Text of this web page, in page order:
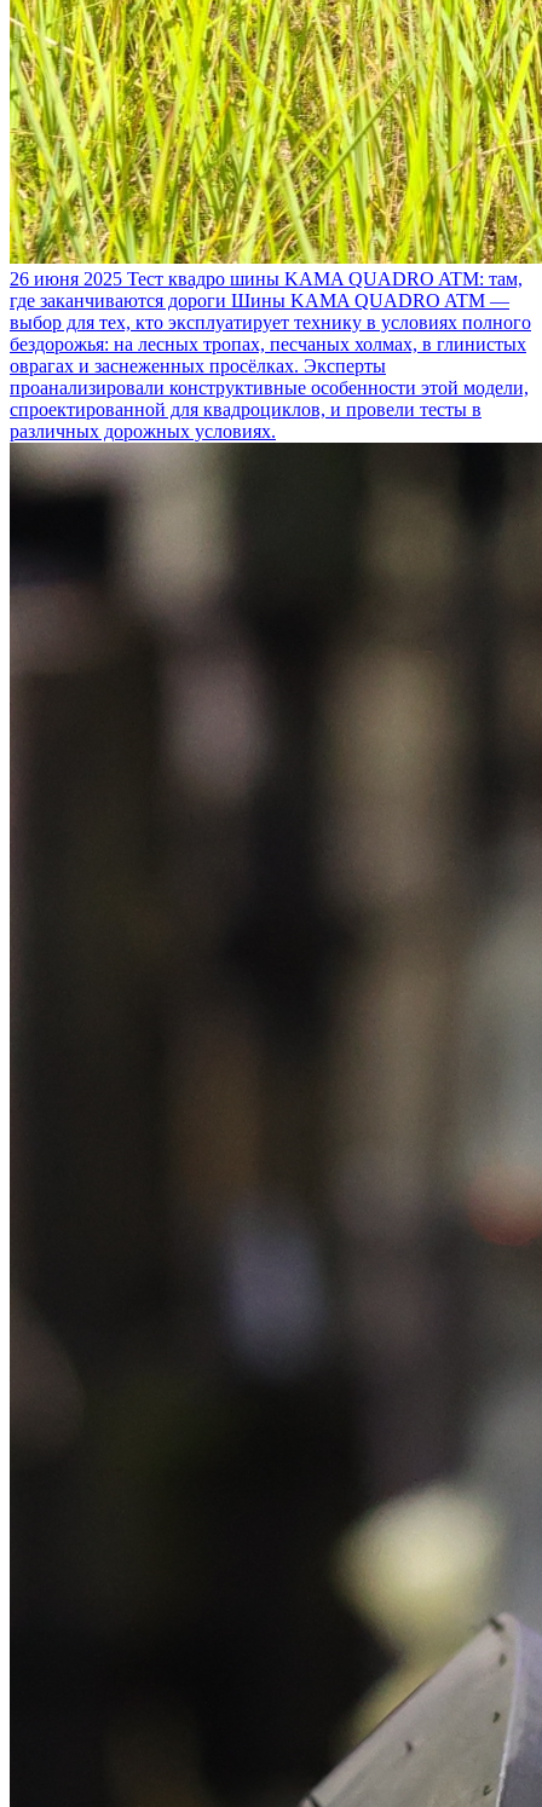
26 июня 2025 Тест квадро шины KAMA QUADRO ATM: там,
где заканчиваются дороги Шины KAMA QUADRO ATM —
выбор для тех, кто эксплуатирует технику в условиях полного
бездорожья: на лесных тропах, песчаных холмах, в глинистых
оврагах и заснеженных просёлках. Эксперты
проанализировали конструктивные особенности этой модели,
спроектированной для квадроциклов, и провели тесты в
различных дорожных условиях.